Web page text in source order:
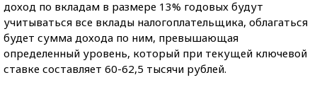
доход по вкладам в размере 13% годовых будут
учитываться все вклады налогоплательщика, облагаться
будет сумма дохода по ним, превышающая
определенный уровень, который при текущей ключевой
ставке составляет 60-62,5 тысячи рублей.